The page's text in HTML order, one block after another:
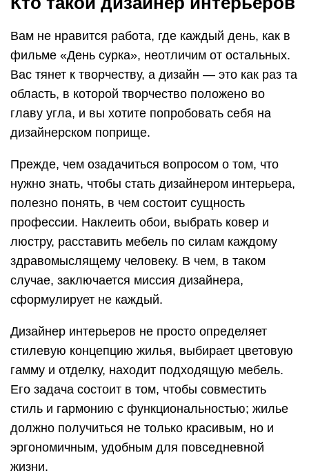
Вам не нравится работа, где каждый день, как в
фильме «День сурка», неотличим от остальных.
Вас тянет к творчеству, а дизайн — это как раз та
область, в которой творчество положено во
главу угла, и вы хотите попробовать себя на
дизайнерском поприще.
Прежде, чем озадачиться вопросом о том, что
нужно знать, чтобы стать дизайнером интерьера,
полезно понять, в чем состоит сущность
профессии. Наклеить обои, выбрать ковер и
люстру, расставить мебель по силам каждому
здравомыслящему человеку. В чем, в таком
случае, заключается миссия дизайнера,
сформулирует не каждый.
Дизайнер интерьеров не просто определяет
стилевую концепцию жилья, выбирает цветовую
гамму и отделку, находит подходящую мебель.
Его задача состоит в том, чтобы совместить
стиль и гармонию с функциональностью; жилье
должно получиться не только красивым, но и
эргономичным, удобным для повседневной
жизни.